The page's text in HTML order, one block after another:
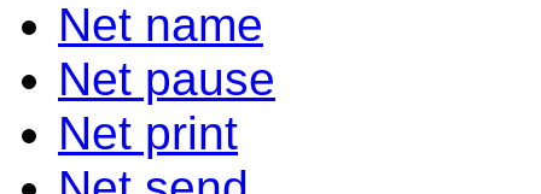
Net name
Net pause
Net print